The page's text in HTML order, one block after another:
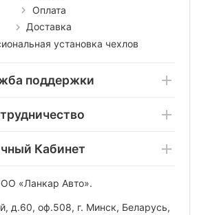
Оплата
Доставка
установка чехлов
поддержки
Кабинет
«Ланкар Авто».
д.60, оф.508, г. Минск, Беларусь,